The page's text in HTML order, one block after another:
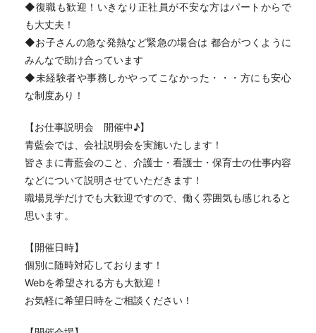
◆復職も歓迎！いきなり正社員が不安な方はパートからで
も大丈夫！
◆お子さんの急な発熱など緊急の場合は 都合がつくように
みんなで助け合っています
◆未経験者や事務しかやってこなかった・・・方にも安心
な制度あり！
【お仕事説明会 開催中♪】
青藍会では、会社説明会を実施いたします！
皆さまに青藍会のこと、介護士・看護士・保育士の仕事内容
などについて説明させていただきます！
職場見学だけでも大歓迎ですので、働く雰囲気も感じれると
思います。
【開催日時】
個別に随時対応しております！
Webを希望される方も大歓迎！
お気軽に希望日時をご相談ください！